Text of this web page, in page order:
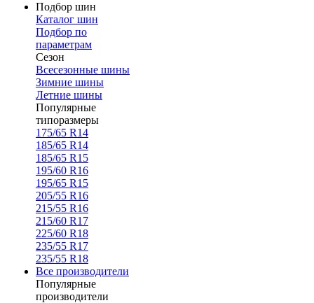
Подбор шин
Каталог шин
Подбор по
параметрам
Сезон
Всесезонные шины
Зимние шины
Летние шины
Популярные
типоразмеры
175/65 R14
185/65 R14
185/65 R15
195/60 R16
195/65 R15
205/55 R16
215/55 R16
215/60 R17
225/60 R18
235/55 R17
235/55 R18
Все производители
Популярные
производители